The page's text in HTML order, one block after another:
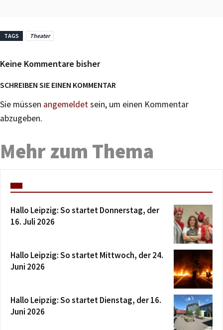
TAGS Theater
Keine Kommentare bisher
SCHREIBEN SIE EINEN KOMMENTAR
Sie müssen angemeldetsein, um einen Kommentar
abzugeben.
Mehr zum Thema
Hallo Leipzig: So startet Donnerstag, der
16. Juli 2026
Hallo Leipzig: So startet Mittwoch, der 24.
Juni 2026
Hallo Leipzig: So startet Dienstag, der 16.
Juni 2026